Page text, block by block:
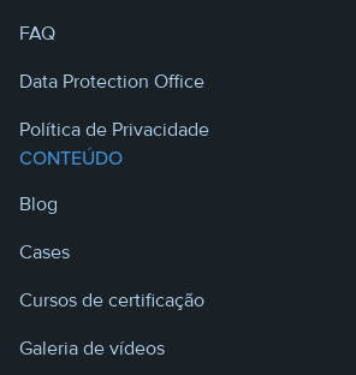
FAQ
Data Protection Office
Política de Privacidade
CONTEÚDO
Blog
Cases
Cursos de certificação
Galeria de vídeos